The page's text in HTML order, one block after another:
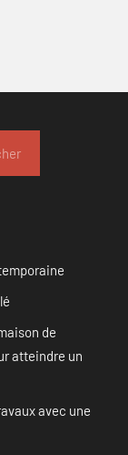
de
atteindre un
avec une